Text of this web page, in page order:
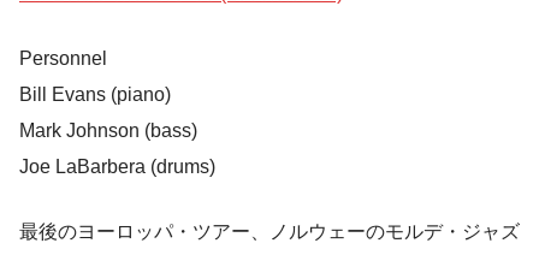
Personnel
Bill Evans (piano)
Mark Johnson (bass)
Joe LaBarbera (drums)
最後のヨーロッパ・ツアー、ノルウェーのモルデ・ジャズ